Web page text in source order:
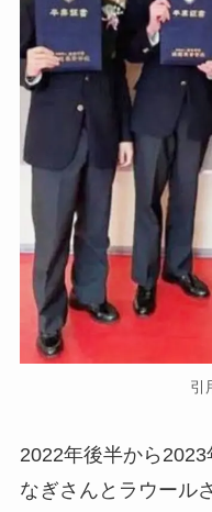
引
2022年後半から
なぎさんとラウール